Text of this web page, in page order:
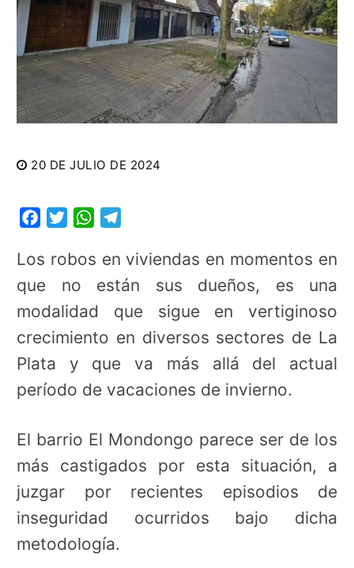
20 DE JULIO DE 2024
FacebookTwitterWhatsApp
Los robos en viviendas en momentos en
que no están sus dueños, es una
modalidad que sigue en vertiginoso
crecimiento en diversos sectores de La
Plata y que va más allá del actual
período de vacaciones de invierno.
El barrio El Mondongo parece ser de los
más castigados por esta situación, a
juzgar por recientes episodios de
inseguridad ocurridos bajo dicha
metodología.